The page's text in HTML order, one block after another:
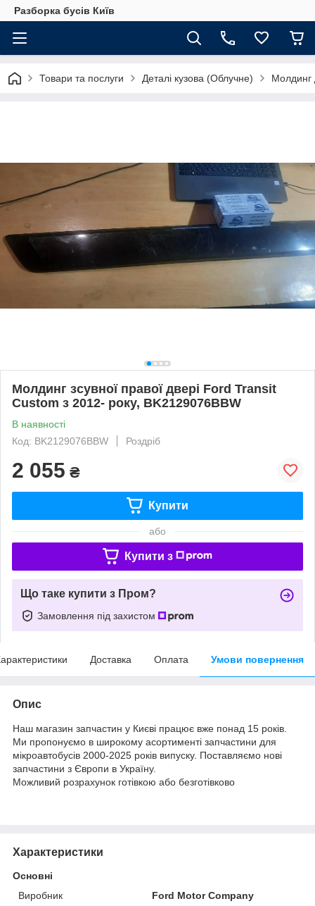
Разборка бусів Київ
Товари та послуги Деталі кузова (Облучне) Молдинг
Молдинг зсувної правої двері Ford Transit
Custom з 2012- року, BK2129076BBW
В наявності
Код: BK2129076BBW
Роздріб
2 055 ₴
Купити
або
Купити з
Що таке купити з Пром?
Замовлення під захистом
Доставка Оплата Умови повернення
Опис
Наш магазин запчастин у Києві працює вже понад 15 років.
Ми пропонуємо в широкому асортименті запчастини для
мікроавтобусів 2000-2025 років випуску. Поставляємо нові
запчастини з Європи в Україну.
Можливий розрахунок готівкою або безготівково
Характеристики
Основні
Виробник
Ford Motor Company